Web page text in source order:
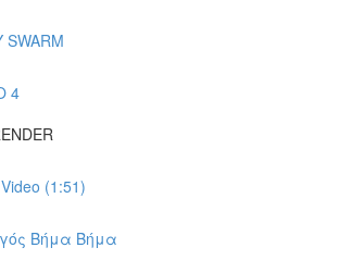
SWARM
4
(1:51)
Βήμα Βήμα